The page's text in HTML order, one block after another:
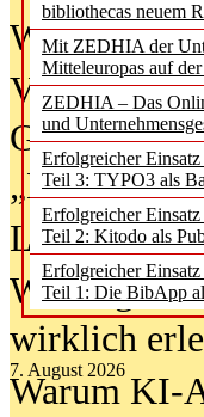
bibliothecas neuem
Mit ZEDHIA der
Mitteleuropas auf
ZEDHIA – Das
und
Erfolgreicher
Teil 3: TYPO3 als
Erfolgreicher
Teil 2: Kitodo als
Erfolgreicher
Teil 1: Die BibApp
7. August 2026
Wenn Bots
Von
„Library of
Lesen als
Wie
wirklich
Warum KI-